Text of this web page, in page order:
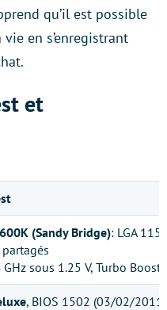
qu’il est possible
en s’enregistrant
et
(Sandy Bridge): LGA
sous 1.25 V, Turbo Boost
, BIOS 1502 (03/02/